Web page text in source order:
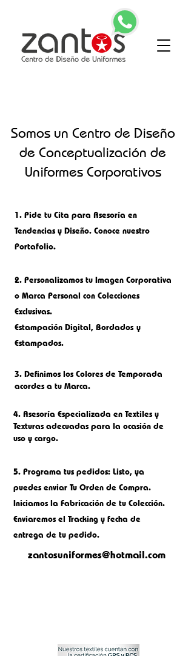
Somos un Centro de Diseño
de Conceptualización de
Uniformes Corporativos
1. Pide tu Cita para Asesoría en
Tendencias y Diseño. Conoce nuestro
Portafolio.
2. Personalizamos tu Imagen Corporativa
o Marca Personal con Colecciones
Exclusivas.
Estampación Digital, Bordados y
Estampados.
3. Definimos los Colores de Temporada
acordes a tu Marca.
4. Asesoría Especializada en Textiles y
Texturas adecuadas para la ocasión de
uso y cargo.
5. Programa tus pedidos: Listo, ya
puedes enviar Tu Orden de Compra.
Iniciamos la Fabricación de tu Colección.
Enviaremos el Tracking y fecha de
entrega de tu pedido.
zantosuniformes@hotmail.com